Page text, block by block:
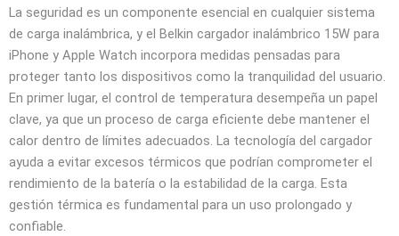
La seguridad es un componente esencial en cualquier sistema
de carga inalámbrica, y el Belkin cargador inalámbrico 15W para
iPhone y Apple Watch incorpora medidas pensadas para
proteger tanto los dispositivos como la tranquilidad del usuario.
En primer lugar, el control de temperatura desempeña un papel
clave, ya que un proceso de carga eficiente debe mantener el
calor dentro de límites adecuados. La tecnología del cargador
ayuda a evitar excesos térmicos que podrían comprometer el
rendimiento de la batería o la estabilidad de la carga. Esta
gestión térmica es fundamental para un uso prolongado y
confiable.